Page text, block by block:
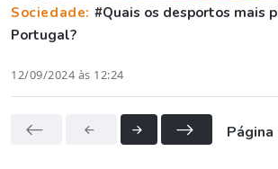
Sociedade: #Quais os desportos mais
Portugal?
12/09/2024 às 12:24